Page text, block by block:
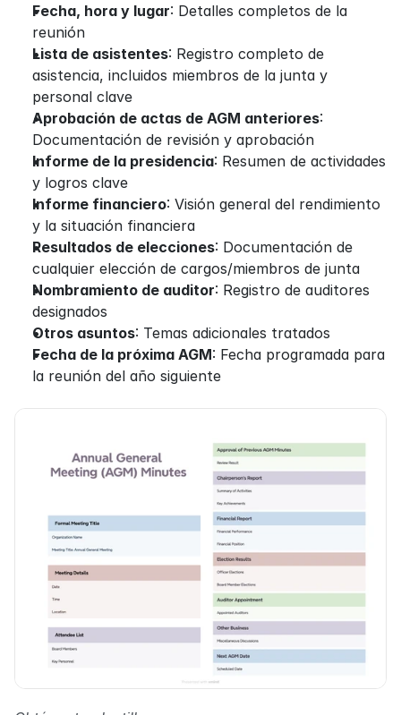
Fecha, hora y lugar: Detalles completos de la
reunión
Lista de asistentes: Registro completo de
asistencia, incluidos miembros de la junta y
personal clave
Aprobación de actas de AGM anteriores:
Documentación de revisión y aprobación
Informe de la presidencia: Resumen de actividades
y logros clave
Informe financiero: Visión general del rendimiento
y la situación financiera
Resultados de elecciones: Documentación de
cualquier elección de cargos/miembros de junta
Nombramiento de auditor: Registro de auditores
designados
Otros asuntos: Temas adicionales tratados
Fecha de la próxima AGM: Fecha programada para
la reunión del año siguiente